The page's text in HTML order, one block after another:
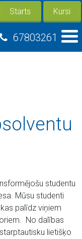
67803261
Starts Kursi
studentu
Mūsu studenti
palīdz viņiem
No dalības
lietišķo